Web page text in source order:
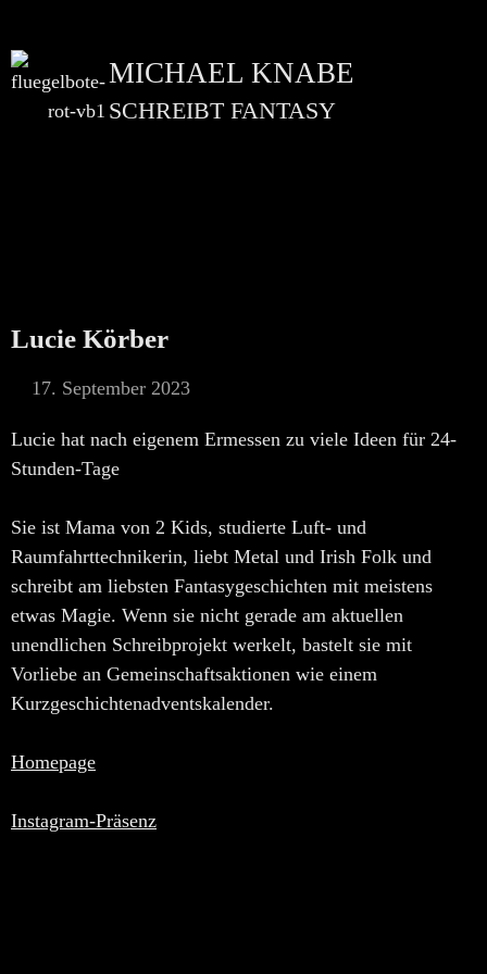
MICHAEL KNABE
SCHREIBT FANTASY
Lucie Körber
17. September 2023
Lucie hat nach eigenem Ermessen zu viele Ideen für 24-
Stunden-Tage
Sie ist Mama von 2 Kids, studierte Luft- und
Raumfahrttechnikerin, liebt Metal und Irish Folk und
schreibt am liebsten Fantasygeschichten mit meistens
etwas Magie. Wenn sie nicht gerade am aktuellen
unendlichen Schreibprojekt werkelt, bastelt sie mit
Vorliebe an Gemeinschaftsaktionen wie einem
Kurzgeschichtenadventskalender.
Homepage
Instagram-Präsenz